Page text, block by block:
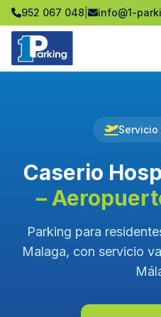
952 067 048 info@1-
Servicio
Caserio
–
Parking para
Malaga, con servicio